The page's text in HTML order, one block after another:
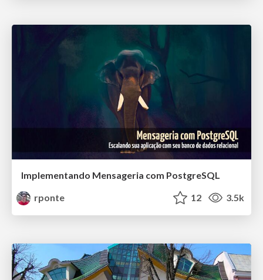
Implementando Mensageria com PostgreSQL
rponte
12 3.5k